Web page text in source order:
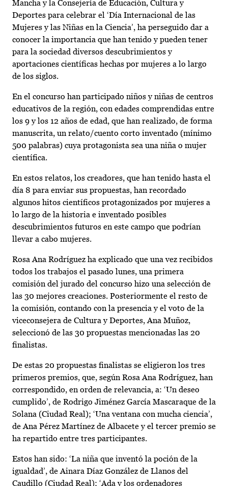
Mancha y la Consejería de Educación, Cultura y
Deportes para celebrar el ‘Día Internacional de las
Mujeres y las Niñas en la Ciencia’, ha perseguido dar a
conocer la importancia que han tenido y pueden tener
para la sociedad diversos descubrimientos y
aportaciones científicas hechas por mujeres a lo largo
de los siglos.
En el concurso han participado niños y niñas de centros
educativos de la región, con edades comprendidas entre
los 9 y los 12 años de edad, que han realizado, de forma
manuscrita, un relato/cuento corto inventado (mínimo
500 palabras) cuya protagonista sea una niña o mujer
científica.
En estos relatos, los creadores, que han tenido hasta el
día 8 para enviar sus propuestas, han recordado
algunos hitos científicos protagonizados por mujeres a
lo largo de la historia e inventado posibles
descubrimientos futuros en este campo que podrían
llevar a cabo mujeres.
Rosa Ana Rodríguez ha explicado que una vez recibidos
todos los trabajos el pasado lunes, una primera
comisión del jurado del concurso hizo una selección de
las 30 mejores creaciones. Posteriormente el resto de
la comisión, contando con la presencia y el voto de la
viceconsejera de Cultura y Deportes, Ana Muñoz,
seleccionó de las 30 propuestas mencionadas las 20
finalistas.
De estas 20 propuestas finalistas se eligieron los tres
primeros premios, que, según Rosa Ana Rodríguez, han
correspondido, en orden de relevancia, a: ‘Un deseo
cumplido’, de Rodrigo Jiménez García Mascaraque de la
Solana (Ciudad Real); ‘Una ventana con mucha ciencia’,
de Ana Pérez Martínez de Albacete y el tercer premio se
ha repartido entre tres participantes.
Estos han sido: ‘La niña que inventó la poción de la
igualdad’, de Ainara Díaz González de Llanos del
Caudillo (Ciudad Real); ‘Ada y los ordenadores